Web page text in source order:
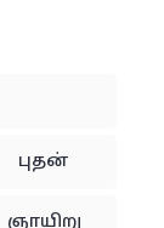
புதன்
ஞாயிறு